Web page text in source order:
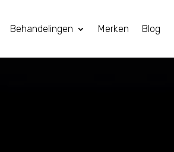
Behandelingen Merken Blog